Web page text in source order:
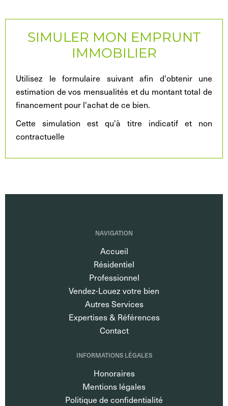
SIMULER MON EMPRUNT
IMMOBILIER
Utilisez le formulaire suivant afin d'obtenir une
estimation de vos mensualités et du montant total de
financement pour l'achat de ce bien.
Cette simulation est qu'à titre indicatif et non
contractuelle
NAVIGATION
Accueil
Résidentiel
Professionnel
Vendez-Louez votre bien
Autres Services
Expertises & Références
Contact
INFORMATIONS LÉGALES
Honoraires
Mentions légales
Politique de confidentialité